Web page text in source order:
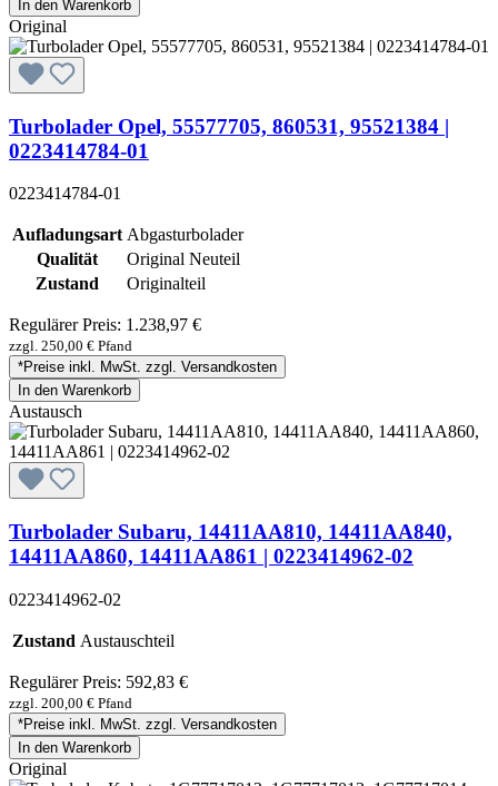
In den Warenkorb
Original
Turbolader Opel, 55577705, 860531, 95521384 |
0223414784-01
0223414784-01
Aufladungsart Abgasturbolader
Qualität
Original Neuteil
Zustand
Originalteil
Regulärer Preis: 1.238,97 €
zzgl. 250,00 € Pfand
*Preise inkl. MwSt. zzgl. Versandkosten
In den Warenkorb
Austausch
Turbolader Subaru, 14411AA810, 14411AA840,
14411AA860, 14411AA861 | 0223414962-02
0223414962-02
Zustand Austauschteil
Regulärer Preis: 592,83 €
zzgl. 200,00 € Pfand
*Preise inkl. MwSt. zzgl. Versandkosten
In den Warenkorb
Original